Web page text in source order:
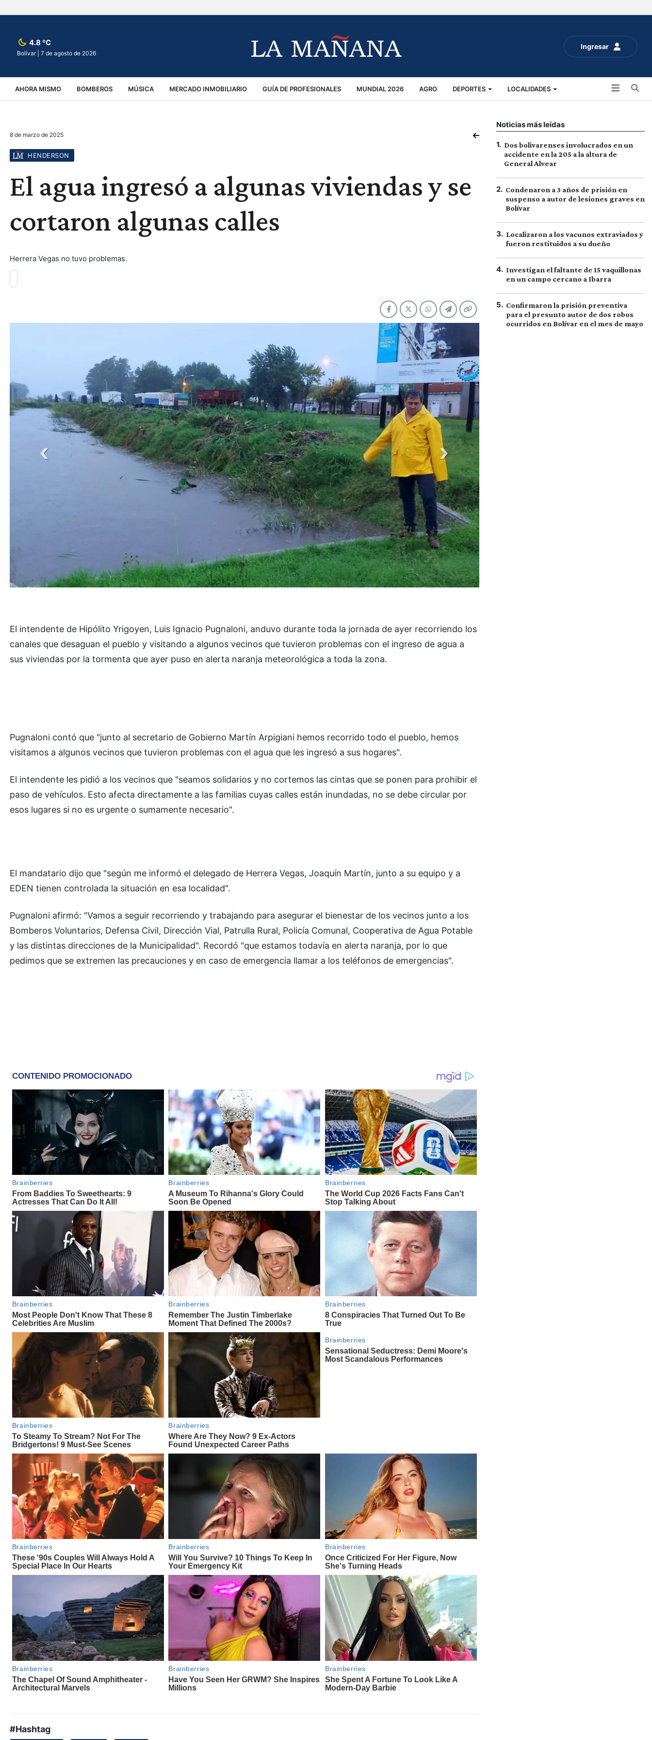
Ingresar
4.8 ºC
Bolívar | 7 de agosto de 2026
AHORA MISMO BOMBEROS MÚSICA MERCADO INMOBILIARIO GUÍA DE PROFESIONALES MUNDIAL 2026 AGRO DEPORTES LOCALIDADES
VIRALES ACCIDENTES
8 de marzo de 2025
HENDERSON
El agua ingresó a algunas viviendas y se
cortaron algunas calles
Herrera Vegas no tuvo problemas.
El intendente de Hipólito Yrigoyen, Luis Ignacio Pugnaloni, anduvo durante toda la jornada de ayer recorriendo los
canales que desaguan el pueblo y visitando a algunos vecinos que tuvieron problemas con el ingreso de agua a
sus viviendas por la tormenta que ayer puso en alerta naranja meteorológica a toda la zona.
Pugnaloni contó que "junto al secretario de Gobierno Martín Arpigiani hemos recorrido todo el pueblo, hemos
visitamos a algunos vecinos que tuvieron problemas con el agua que les ingresó a sus hogares".
El intendente les pidió a los vecinos que "seamos solidarios y no cortemos las cintas que se ponen para prohibir el
paso de vehículos. Esto afecta directamente a las familias cuyas calles están inundadas, no se debe circular por
esos lugares si no es urgente o sumamente necesario".
El mandatario dijo que "según me informó el delegado de Herrera Vegas, Joaquín Martín, junto a su equipo y a
EDEN tienen controlada la situación en esa localidad".
Pugnaloni afirmó: "Vamos a seguir recorriendo y trabajando para asegurar el bienestar de los vecinos junto a los
Bomberos Voluntarios, Defensa Civil, Dirección Vial, Patrulla Rural, Policía Comunal, Cooperativa de Agua Potable
y las distintas direcciones de la Municipalidad". Recordó "que estamos todavía en alerta naranja, por lo que
pedimos que se extremen las precauciones y en caso de emergencia llamar a los teléfonos de emergencias".
#Hashtag
Noticias más leídas
1. Dos bolivarenses involucrados en un
accidente en la 205 a la altura de
General Alvear
2. Condenaron a 3 años de prisión en
suspenso a autor de lesiones graves en
Bolívar
3. Localizaron a los vacunos extraviados y
fueron restituidos a su dueño
4. Investigan el faltante de 15 vaquillonas
en un campo cercano a Ibarra
5. Confirmaron la prisión preventiva
para el presunto autor de dos robos
ocurridos en Bolívar en el mes de mayo